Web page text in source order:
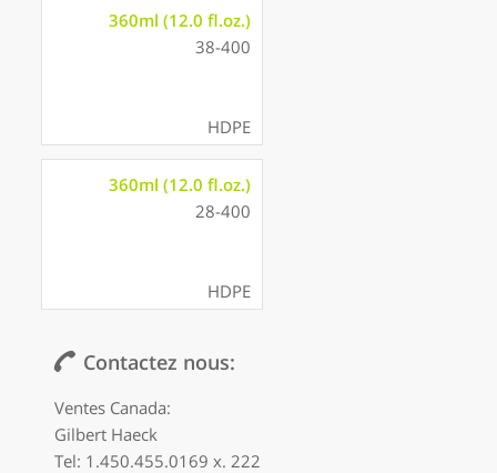
360ml (12.0 fl.oz.)
38-400
HDPE
360ml (12.0 fl.oz.)
28-400
HDPE
Contactez nous:
Ventes Canada:
Gilbert Haeck
Tel: 1.450.455.0169 x. 222